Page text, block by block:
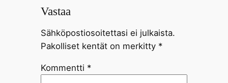
Vastaa
Sähköpostiosoitettasi ei julkaista.
Pakolliset kentät on merkitty *
Kommentti *